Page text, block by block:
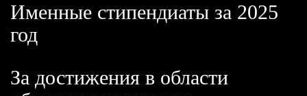
Именные стипендиаты за 2025
год
За достижения в области